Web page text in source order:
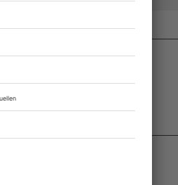
2020